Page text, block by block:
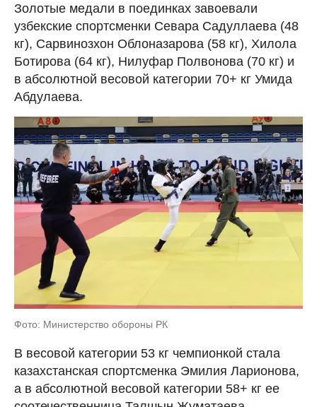
Золотые медали в поединках завоевали
узбекские спортсменки Севара Садуллаева (48
кг), Сарвинозхон Облоназарова (58 кг), Хилола
Ботирова (64 кг), Нилуфар Полвонова (70 кг) и
в абсолютной весовой категории 70+ кг Умида
Абдулаева.
Фото: Министерство обороны РК
В весовой категории 53 кг чемпионкой стала
казахстанская спортсменка Эмилия Ларионова,
а в абсолютной весовой категории 58+ кг ее